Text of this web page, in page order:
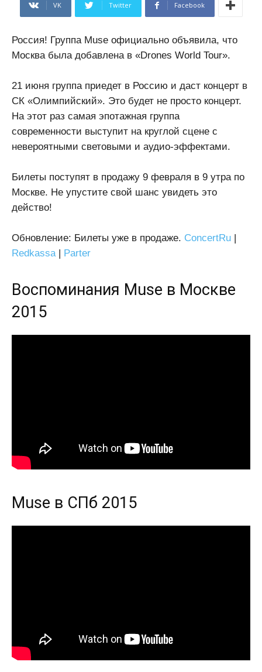
VK Twitter Facebook
Россия! Группа Muse официально объявила, что
Москва была добавлена в «Drones World Tour».
21 июня группа приедет в Россию и даст концерт в
СК «Олимпийский». Это будет не просто концерт.
На этот раз самая эпотажная группа
современности выступит на круглой сцене с
невероятными световыми и аудио-эффектами.
Билеты поступят в продажу 9 февраля в 9 утра по
Москве. Не упустите свой шанс увидеть это
действо!
Обновление: Билеты уже в продаже. ConcertRu
Redkassa| Parter
Воспоминания Muse в Москве
2015
Muse в СПб 2015